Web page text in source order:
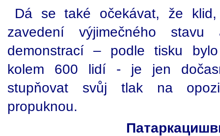
Dá se také očekávat, že
zavedení výjimečného
demonstrací – podle tisku
kolem 600 lidí - je jen
stupňovat svůj tlak na
propuknou.